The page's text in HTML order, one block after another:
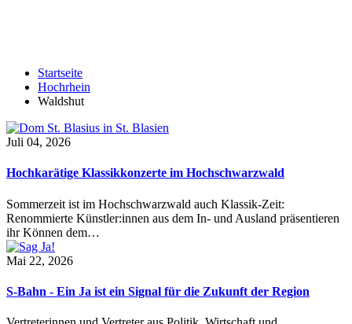
Startseite
Hochrhein
Waldshut
Juli 04, 2026
Hochkarätige Klassikkonzerte im Hochschwarzwald
Sommerzeit ist im Hochschwarzwald auch Klassik-Zeit:
Renommierte Künstler:innen aus dem In- und Ausland präsentieren
ihr Können dem…
Mai 22, 2026
S-Bahn - Ein Ja ist ein Signal für die Zukunft der Region